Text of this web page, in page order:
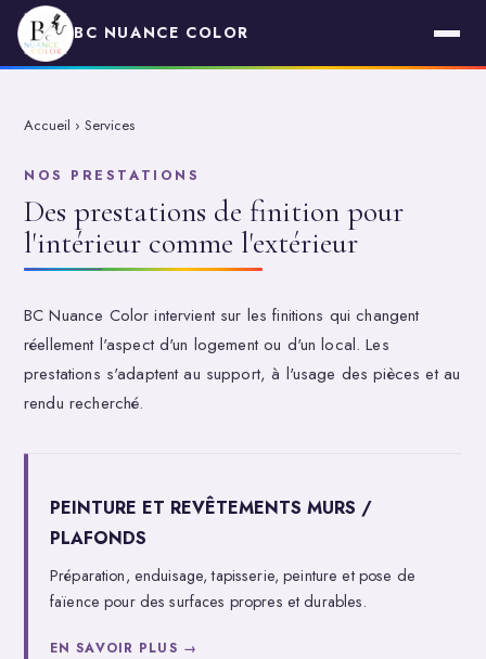
BC NUANCE COLOR
Accueil › Services
NOS PRESTATIONS
Des prestations de finition pour
l'intérieur comme l'extérieur
BC Nuance Color intervient sur les finitions qui changent
réellement l'aspect d'un logement ou d'un local. Les
prestations s'adaptent au support, à l'usage des pièces et au
rendu recherché.
PEINTURE ET REVÊTEMENTS MURS /
PLAFONDS
Préparation, enduisage, tapisserie, peinture et pose de
faïence pour des surfaces propres et durables.
EN SAVOIR PLUS →